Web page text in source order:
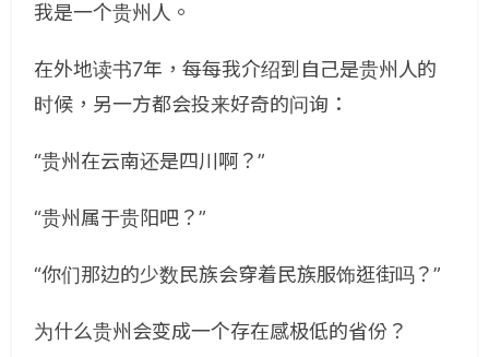
我是一个贵州人。
在外地读书7年，每每我介绍到自己是贵州人的
时候，另一方都会投来好奇的问询：
“贵州在云南还是四川啊？”
“贵州属于贵阳吧？”
“你们那边的少数民族会穿着民族服饰逛街吗？”
为什么贵州会变成一个存在感极低的省份？